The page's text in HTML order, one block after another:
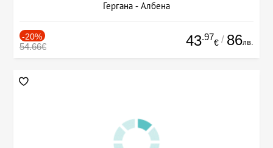
Гергана - Албена
-20%
54.66€ 43.97
€ / 86лв.